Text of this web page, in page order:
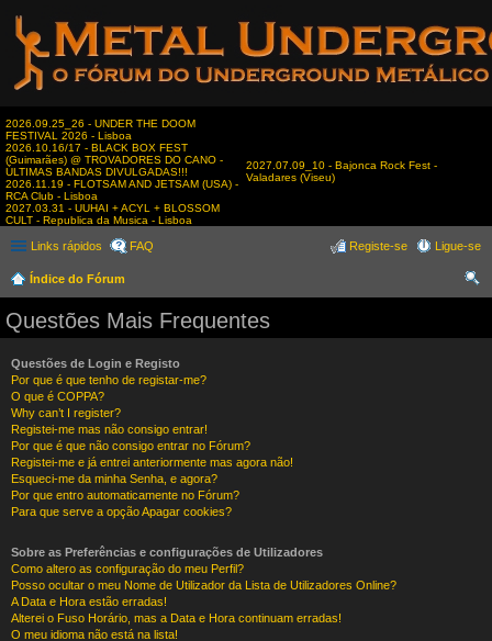
2026.09.25_26 - UNDER THE DOOM
FESTIVAL 2026 - Lisboa
2026.10.16/17 - BLACK BOX FEST
(Guimarães) @ TROVADORES DO CANO -
ÚLTIMAS BANDAS DIVULGADAS!!!
2026.11.19 - FLOTSAM AND JETSAM (USA) -
RCA Club - Lisboa
2027.03.31 - UUHAI + ACYL + BLOSSOM
CULT - Republica da Musica - Lisboa
2027.07.09_10 - Bajonca Rock Fest -
Valadares (Viseu)
Links rápidos FAQ Ligue-se
Registe-se
Índice do Fórum
Questões Mais Frequentes
Questões de Login e Registo
Por que é que tenho de registar-me?
O que é COPPA?
Why can’t I register?
Registei-me mas não consigo entrar!
Por que é que não consigo entrar no Fórum?
Registei-me e já entrei anteriormente mas agora não!
Esqueci-me da minha Senha, e agora?
Por que entro automaticamente no Fórum?
Para que serve a opção Apagar cookies?
Sobre as Preferências e configurações de Utilizadores
Como altero as configuração do meu Perfil?
Posso ocultar o meu Nome de Utilizador da Lista de Utilizadores Online?
A Data e Hora estão erradas!
Alterei o Fuso Horário, mas a Data e Hora continuam erradas!
O meu idioma não está na lista!